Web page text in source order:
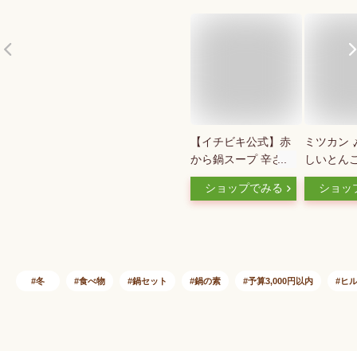
【イチビキ公式】赤
から鍋スープ 辛さ5
番｜味噌ベースの鍋
の素・ストレートタ
ショップでみる
ミツカン
しいとん
ゆ鍋つゆ
750gショッ
冬 食べ物 鍋セット 鍋の素 予算3,000円以内 ヒ